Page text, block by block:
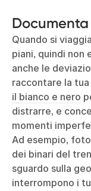
Quando si
piani, quindi non
anche le
raccontare la
il bianco e nero
distrarre, e
momenti
Ad esempio,
dei binari del
sguardo sulla
interrompono i